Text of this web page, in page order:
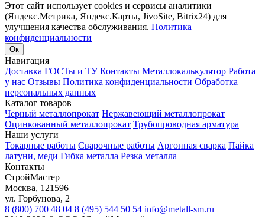
Этот сайт использует cookies и сервисы аналитики
(Яндекс.Метрика, Яндекс.Карты, JivoSite, Bitrix24) для
улучшения качества обслуживания. Политика
конфиденциальности
Ок
Навигация
Доставка ГОСТы и ТУ Контакты Металлокалькулятор Работа
у нас Отзывы Политика конфиденциальности Обработка
персональных данных
Каталог товаров
Черный металлопрокат Нержавеющий металлопрокат
Оцинкованный металлопрокат Трубопроводная арматура
Наши услуги
Токарные работы Сварочные работы Аргонная сварка Пайка
латуни, меди Гибка металла Резка металла
Контакты
СтройМастер
Москва, 121596
ул. Горбунова, 2
8 (800) 700 48 04 8 (495) 544 50 54 info@metall-sm.ru